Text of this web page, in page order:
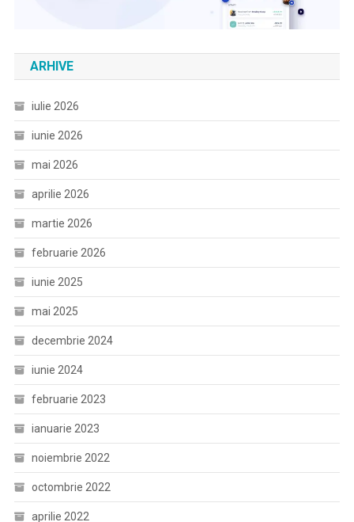
ARHIVE
iulie 2026
iunie 2026
mai 2026
aprilie 2026
martie 2026
februarie 2026
iunie 2025
mai 2025
decembrie 2024
iunie 2024
februarie 2023
ianuarie 2023
noiembrie 2022
octombrie 2022
aprilie 2022